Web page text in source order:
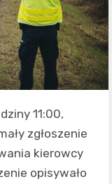
11:00,
zgłoszenie
kierowcy
opisywało